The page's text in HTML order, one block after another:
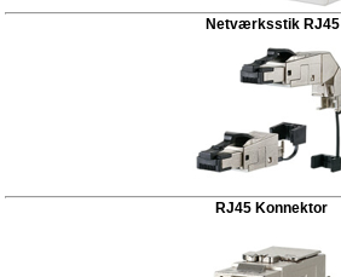
Netværksstik RJ45
RJ45 Konnektor